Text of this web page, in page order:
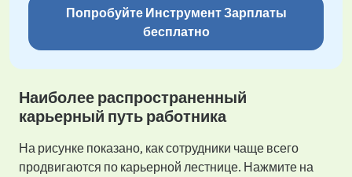
Попробуйте Инструмент Зарплаты
бесплатно
Наиболее распространенный
карьерный путь работника
На рисунке показано, как сотрудники чаще всего
продвигаются по карьерной лестнице. Нажмите на